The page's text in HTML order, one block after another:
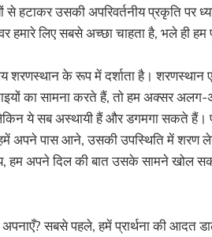
से हटाकर उसकी अपरिवर्तनीय प्रकृति
हमारे लिए सबसे अच्छा चाहता है, भले ही
के रूप में दर्शाता है। शरणस्थान
का सामना करते हैं, तो हम अक्सर
लेकिन ये सब अस्थायी हैं और डगमगा सकते
अपने पास आने, उसकी उपस्थिति में शरण
अपने दिल की बात उसके सामने खोल
सबसे पहले, हमें प्रार्थना की आदत